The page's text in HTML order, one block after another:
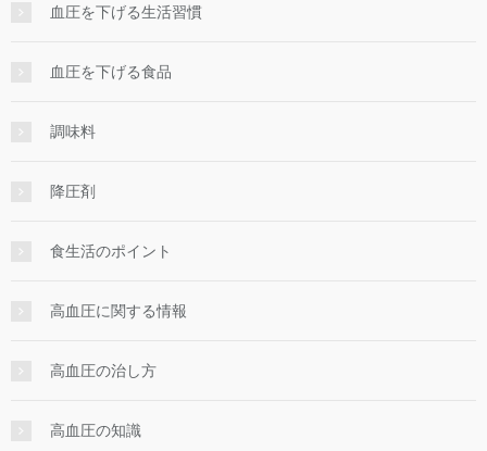
血圧を下げる生活習慣
血圧を下げる食品
調味料
降圧剤
食生活のポイント
高血圧に関する情報
高血圧の治し方
高血圧の知識